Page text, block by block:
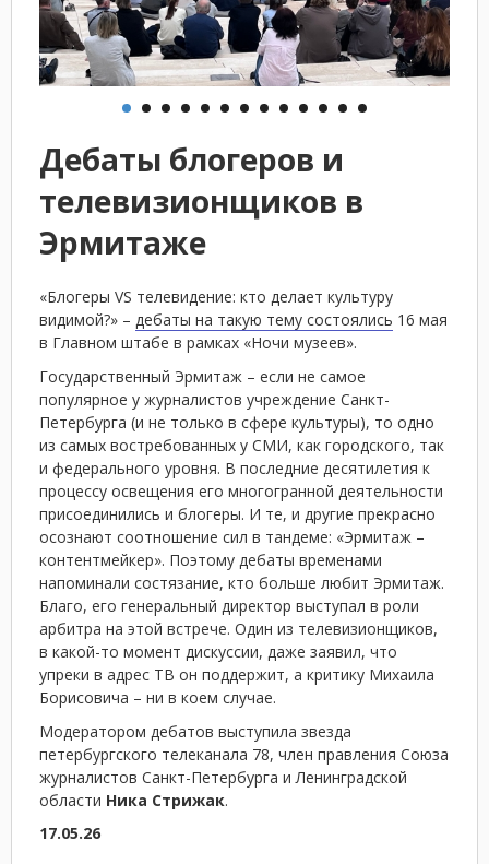
Дебаты блогеров и
телевизионщиков в
Эрмитаже
«Блогеры VS телевидение: кто делает культуру
видимой?» – дебаты на такую тему состоялись 16 мая
в Главном штабе в рамках «Ночи музеев».
Государственный Эрмитаж – если не самое
популярное у журналистов учреждение Санкт-
Петербурга (и не только в сфере культуры), то одно
из самых востребованных у СМИ, как городского, так
и федерального уровня. В последние десятилетия к
процессу освещения его многогранной деятельности
присоединились и блогеры. И те, и другие прекрасно
осознают соотношение сил в тандеме: «Эрмитаж –
контентмейкер». Поэтому дебаты временами
напоминали состязание, кто больше любит Эрмитаж.
Благо, его генеральный директор выступал в роли
арбитра на этой встрече. Один из телевизионщиков,
в какой-то момент дискуссии, даже заявил, что
упреки в адрес ТВ он поддержит, а критику Михаила
Борисовича – ни в коем случае.
Модератором дебатов выступила звезда
петербургского телеканала 78, член правления Союза
журналистов Санкт-Петербурга и Ленинградской
области Ника Стрижак.
17.05.26